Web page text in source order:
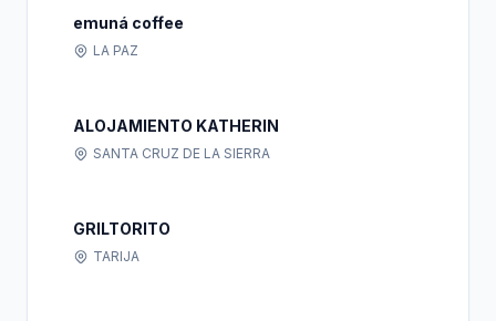
emuná coffee
LA PAZ
ALOJAMIENTO KATHERIN
SANTA CRUZ DE LA SIERRA
GRILTORITO
TARIJA